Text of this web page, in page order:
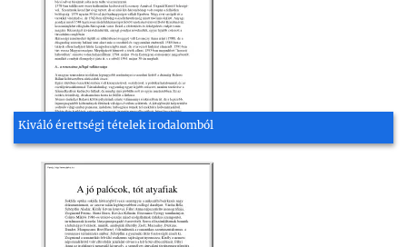
Kiváló érettségi tételek irodalomból